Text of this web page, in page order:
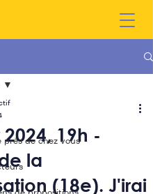
de chez vous
19h -
la
(18e). J'irai